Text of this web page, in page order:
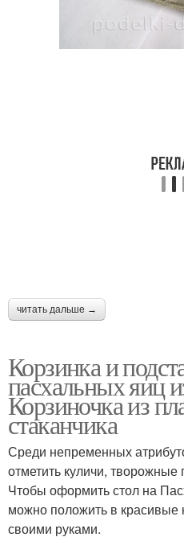
читать дальше →
Корзинка и
пасхальных яиц
Корзиночка из
стаканчика
Среди непременных
отметить куличи,
Чтобы оформить стол на
можно положить в красивые
своими руками.